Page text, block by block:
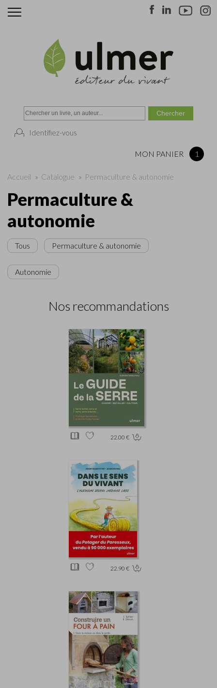
Identifiez-vous
MON PANIER 1
Accueil » Catalogue » Permaculture & autonomie
Permaculture &
autonomie
Tous Permaculture & autonomie
Autonomie
Nos recommandations
22.00 €
22.90 €